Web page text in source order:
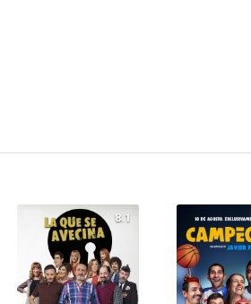
8.1